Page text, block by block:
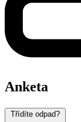
Anketa
Třídíte odpad?